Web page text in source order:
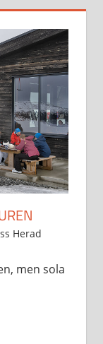
Herad
men sola